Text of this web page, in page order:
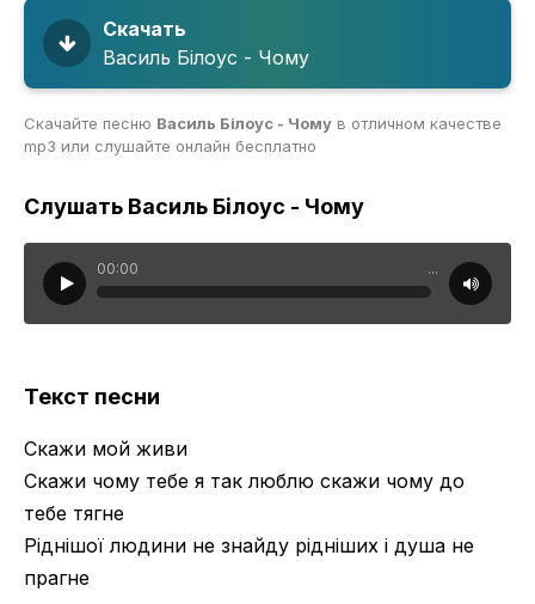
Скачать
Василь Білоус - Чому
Скачайте песню Василь Білоус - Чому в отличном качестве
mp3 или слушайте онлайн бесплатно
Слушать Василь Білоус - Чому
00:00 ...
Текст песни
Скажи мой живи
Скажи чому тебе я так люблю скажи чому до
тебе тягне
Ріднішої людини не знайду рідніших і душа не
прагне